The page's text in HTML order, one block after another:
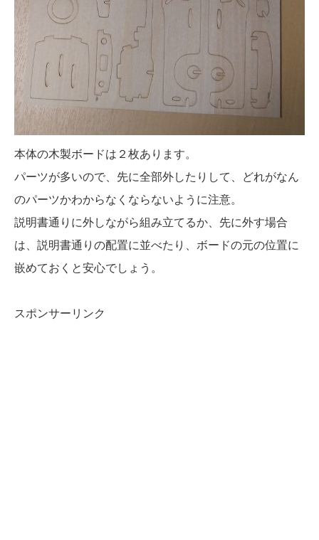
本体の木製ボードは２枚あります。
パーツが多いので、先に全部外したりして、どれがなん
のパーツかわからなくならないように注意。
説明書通りに外しながら組み立てるか、先に外す場合
は、説明書通りの配置に並べたり、ボードの元の位置に
嵌めておくと安心でしょう。
スポンサーリンク